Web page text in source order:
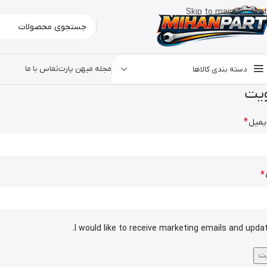
Skip to main content
دسته بندی کالاها مجله میهن پارتتماس با ما
*
*